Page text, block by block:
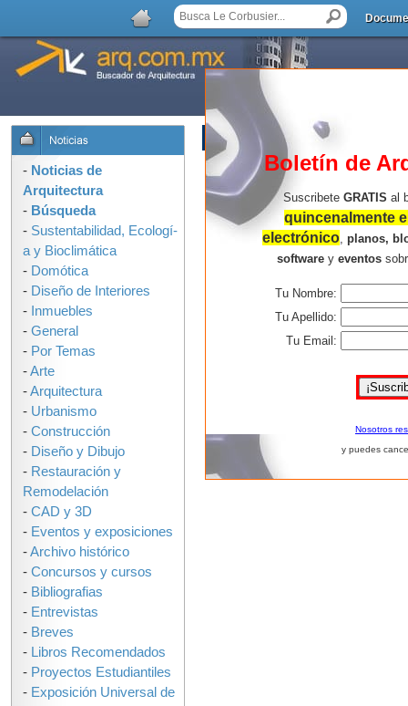
LISTA DE COMENTARIOS
No hay comentarios.
Boletín de
Suscribete GRATIS al
quincenalmente
electrónico, planos,
softwarey eventos
Tu Nombre:
Tu Apellido:
Tu Email:
Nosotros
y puedes
- Noticias de
Arquitectura
- Búsqueda
- Sustentabilidad, Ecologí­
a y Bioclimática
- Domótica
- Diseño de Interiores
- Inmuebles
- General
- Por Temas
-Arte
-Arquitectura
- Urbanismo
- Construcción
- Diseño y Dibujo
- Restauración y
Remodelación
- CAD y 3D
- Eventos y exposiciones
-Archivo histórico
- Concursos y cursos
- Bibliografias
- Entrevistas
- Breves
- Libros Recomendados
- Proyectos Estudiantiles
- Exposición Universal de